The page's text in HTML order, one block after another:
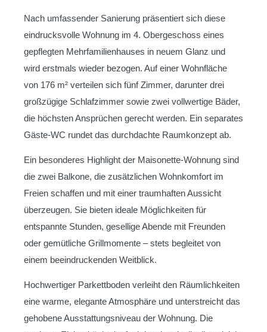
Nach umfassender Sanierung präsentiert sich diese
eindrucksvolle Wohnung im 4. Obergeschoss eines
gepflegten Mehrfamilienhauses in neuem Glanz und
wird erstmals wieder bezogen. Auf einer Wohnfläche
von 176 m² verteilen sich fünf Zimmer, darunter drei
großzügige Schlafzimmer sowie zwei vollwertige Bäder,
die höchsten Ansprüchen gerecht werden. Ein separates
Gäste-WC rundet das durchdachte Raumkonzept ab.
Ein besonderes Highlight der Maisonette-Wohnung sind
die zwei Balkone, die zusätzlichen Wohnkomfort im
Freien schaffen und mit einer traumhaften Aussicht
überzeugen. Sie bieten ideale Möglichkeiten für
entspannte Stunden, gesellige Abende mit Freunden
oder gemütliche Grillmomente – stets begleitet von
einem beeindruckenden Weitblick.
Hochwertiger Parkettboden verleiht den Räumlichkeiten
eine warme, elegante Atmosphäre und unterstreicht das
gehobene Ausstattungsniveau der Wohnung. Die